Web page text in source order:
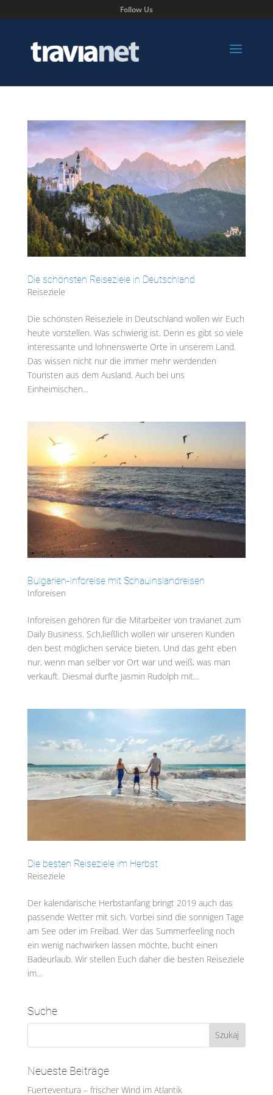
Follow Us
Die schönsten Reiseziele in Deutschland
Reiseziele
Die schönsten Reiseziele in Deutschland wollen wir Euch
heute vorstellen. Was schwierig ist. Denn es gibt so viele
interessante und lohnenswerte Orte in unserem Land.
Das wissen nicht nur die immer mehr werdenden
Touristen aus dem Ausland. Auch bei uns
Einheimischen...
Bulgarien-Inforeise mit Schauinslandreisen
Inforeisen
Inforeisen gehören für die Mitarbeiter von travianet zum
Daily Business. Sch,ließlich wollen wir unseren Kunden
den best möglichen service bieten. Und das geht eben
nur, wenn man selber vor Ort war und weiß, was man
verkauft. Diesmal durfte Jasmin Rudolph mit...
Die besten Reiseziele im Herbst
Reiseziele
Der kalendarische Herbstanfang bringt 2019 auch das
passende Wetter mit sich. Vorbei sind die sonnigen Tage
am See oder im Freibad. Wer das Summerfeeling noch
ein wenig nachwirken lassen möchte, bucht einen
Badeurlaub. Wir stellen Euch daher die besten Reiseziele
im...
Suche
Neueste Beiträge
Fuerteventura – frischer Wind im Atlantik